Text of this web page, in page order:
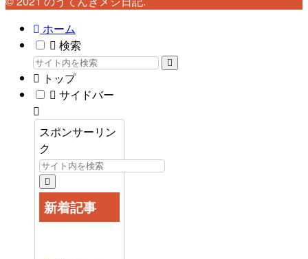
ホーム
検索
トップ
サイドバー
スポンサーリン
ク
新着記事